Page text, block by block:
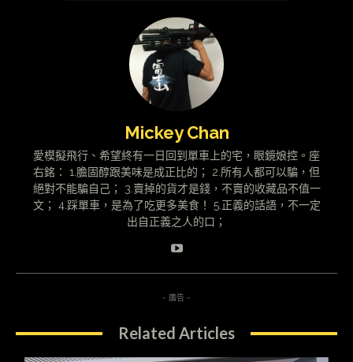
Mickey Chan
愛模擬飛行、希望終有一日回到單車上的宅，眼鏡娘控。座
右銘： 1.膽固醇跟美味是成正比的； 2.所有人都可以騙，但
絕對不能騙自己； 3.賣掉的貨才是錢，不賣的收藏品不值一
文； 4.踩單車，是為了吃更多美食！ 5.正義的話語，不一定
出自正義之人的口；
- 廣告 -
Related Articles